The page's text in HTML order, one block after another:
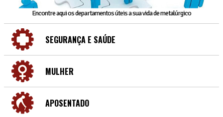
Encontre aqui os departamentos úteis a sua vida de metalúrgico
SEGURANÇA E SAÚDE
MULHER
APOSENTADO